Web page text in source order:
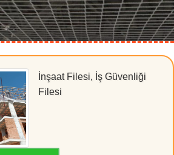
İnşaat Filesi, İş Güvenliği
Filesi